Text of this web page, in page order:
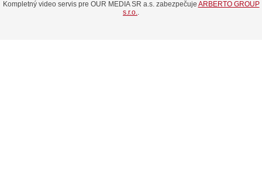
Kompletný video servis pre OUR MEDIA SR a.s. zabezpečuje ARBERTO GROUP
s.r.o..